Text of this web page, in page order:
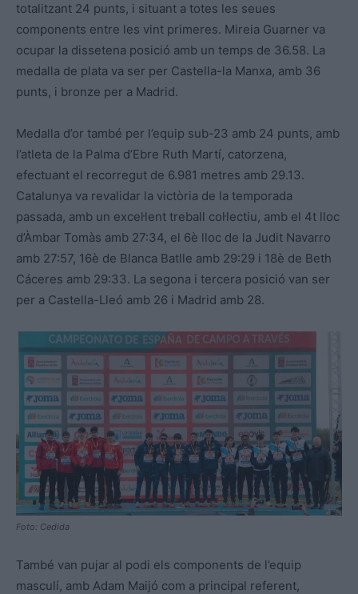
totalitzant 24 punts, i situant a totes les seues
components entre les vint primeres. Mireia Guarner va
ocupar la dissetena posició amb un temps de 36.58. La
medalla de plata va ser per Castella-la Manxa, amb 36
punts, i bronze per a Madrid.
Medalla d’or també per l’equip sub-23 amb 24 punts, amb
l’atleta de la Palma d’Ebre Ruth Martí, catorzena,
efectuant el recorregut de 6.981 metres amb 29.13.
Catalunya va revalidar la victòria de la temporada
passada, amb un excel·lent treball col·lectiu, amb el 4t lloc
d’Àmbar Tomàs amb 27:34, el 6è lloc de la Judit Navarro
amb 27:57, 16è de Blanca Batlle amb 29:29 i 18è de Beth
Cáceres amb 29:33. La segona i tercera posició van ser
per a Castella-Lleó amb 26 i Madrid amb 28.
Foto: Cedida
També van pujar al podi els components de l’equip
masculí, amb Adam Maijó com a principal referent,